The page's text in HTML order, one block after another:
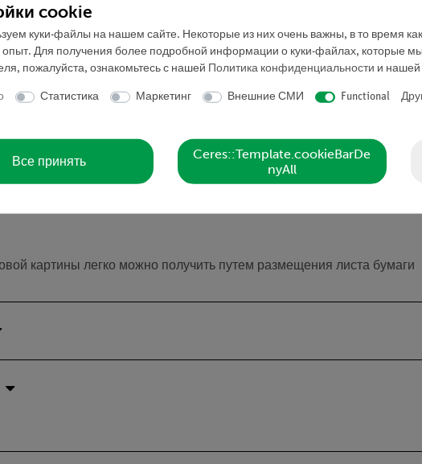
ножках
«замедленной» проекции волн
амплитуда, сдвиг фазы и тип освещения
с помощью клавиатуры
стол для передачи без искажения изображения волновой
картины легко можно получить путем размещения листа бумаги
cookie
куки-файлы на нашем сайте. Некоторые из них очень важны, в то время
опыт. Для получения более подробной информации о куки-файлах, которые
пожалуйста, ознакомьтесь с нашей
Политика конфиденциальности и нашей
Статистика Маркетинг Внешние СМИ Functional
Все принять
Ceres::Template.cookieBarDe
nyAll